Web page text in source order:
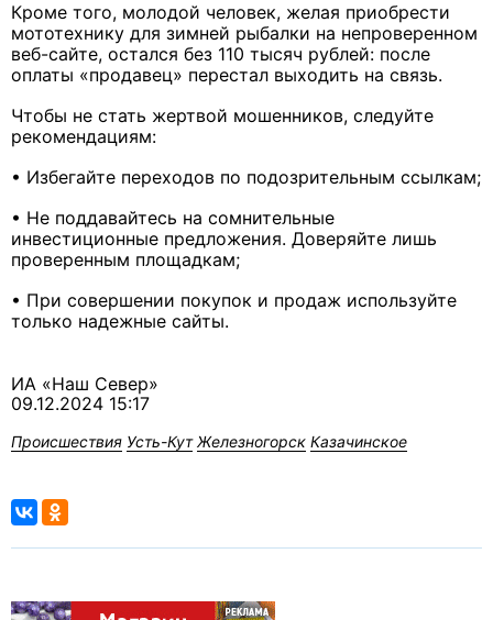
Кроме того, молодой человек, желая приобрести
мототехнику для зимней рыбалки на непроверенном
веб-сайте, остался без 110 тысяч рублей: после
оплаты «продавец» перестал выходить на связь.
Чтобы не стать жертвой мошенников, следуйте
рекомендациям:
• Избегайте переходов по подозрительным ссылкам;
• Не поддавайтесь на сомнительные
инвестиционные предложения. Доверяйте лишь
проверенным площадкам;
• При совершении покупок и продаж используйте
только надежные сайты.
ИА «Наш Север»
09.12.2024 15:17
Происшествия Усть-Кут Железногорск Казачинское